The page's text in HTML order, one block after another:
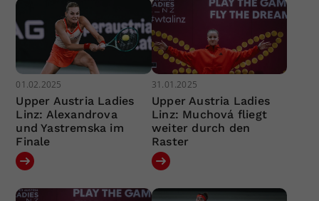
01.02.2025
Upper Austria Ladies
Linz: Alexandrova
und Yastremska im
Finale
31.01.2025
Upper Austria Ladies
Linz: Muchová fliegt
weiter durch den
Raster